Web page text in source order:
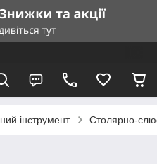
інструмент. Столярно-